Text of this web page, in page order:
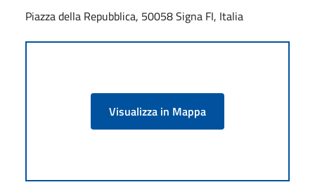
Piazza della Repubblica, 50058 Signa FI, Italia
Visualizza in Mappa